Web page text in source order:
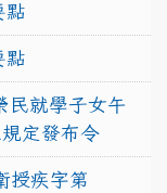
點
點
民就學子女午
定發布令
授疾字第